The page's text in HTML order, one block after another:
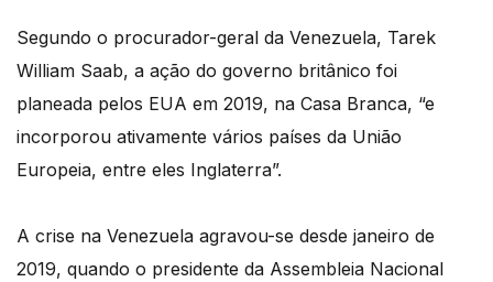
Segundo o procurador-geral da Venezuela, Tarek
William Saab, a ação do governo britânico foi
planeada pelos EUA em 2019, na Casa Branca, “e
incorporou ativamente vários países da União
Europeia, entre eles Inglaterra”.
A crise na Venezuela agravou-se desde janeiro de
2019, quando o presidente da Assembleia Nacional